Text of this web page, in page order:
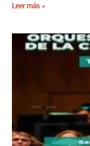
Leer más »